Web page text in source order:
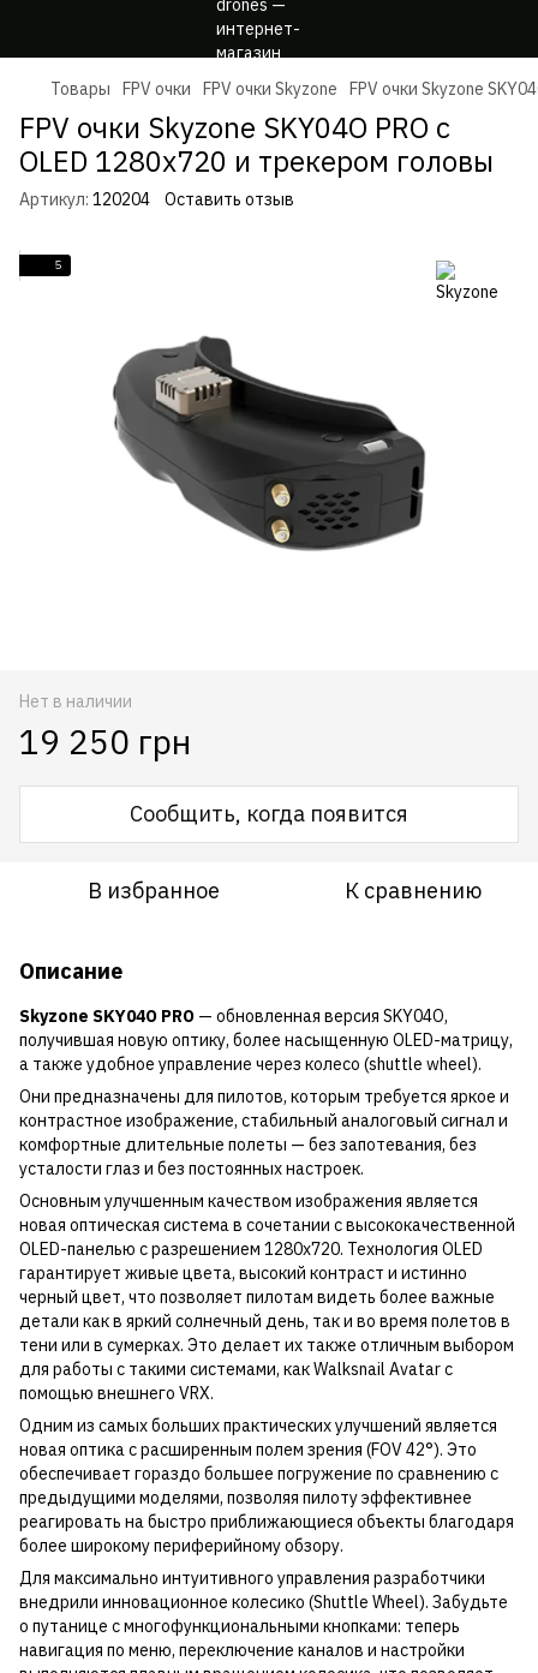
Товары FPV очки FPV очки Skyzone FPV очки Skyzone
FPV очки Skyzone SKY04O PRO с
OLED 1280x720 и трекером головы
Артикул: 120204 Оставить отзыв
5
Нет в наличии
19 250 грн
Сообщить, когда появится
В избранное К сравнению
Описание
Skyzone SKY04O PRO — обновленная версия SKY04O,
получившая новую оптику, более насыщенную OLED-матрицу,
а также удобное управление через колесо (shuttle wheel).
Они предназначены для пилотов, которым требуется яркое и
контрастное изображение, стабильный аналоговый сигнал и
комфортные длительные полеты — без запотевания, без
усталости глаз и без постоянных настроек.
Основным улучшенным качеством изображения является
новая оптическая система в сочетании с высококачественной
OLED-панелью с разрешением 1280x720. Технология OLED
гарантирует живые цвета, высокий контраст и истинно
черный цвет, что позволяет пилотам видеть более важные
детали как в яркий солнечный день, так и во время полетов в
тени или в сумерках. Это делает их также отличным выбором
для работы с такими системами, как Walksnail Avatar с
помощью внешнего VRX.
Одним из самых больших практических улучшений является
новая оптика с расширенным полем зрения (FOV 42°). Это
обеспечивает гораздо большее погружение по сравнению с
предыдущими моделями, позволяя пилоту эффективнее
реагировать на быстро приближающиеся объекты благодаря
более широкому периферийному обзору.
Для максимально интуитивного управления разработчики
внедрили инновационное колесико (Shuttle Wheel). Забудьте
о путанице с многофункциональными кнопками: теперь
навигация по меню, переключение каналов и настройки